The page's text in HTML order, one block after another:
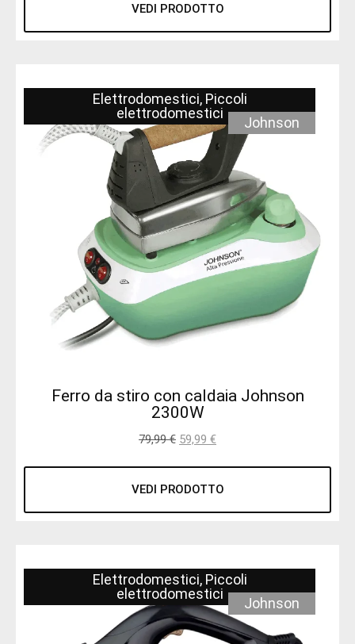
VEDI PRODOTTO
Elettrodomestici, Piccoli
elettrodomestici
Johnson
Ferro da stiro con caldaia Johnson
2300W
79,99€ 59,99 €
VEDI PRODOTTO
Elettrodomestici, Piccoli
elettrodomestici
Johnson